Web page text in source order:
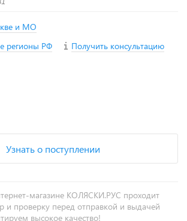
и МО
регионы РФ
Получить консультацию
Узнать о поступлении
магазине КОЛЯСКИ.РУС проходит
и проверку перед отправкой и выдачей
высокое качество!